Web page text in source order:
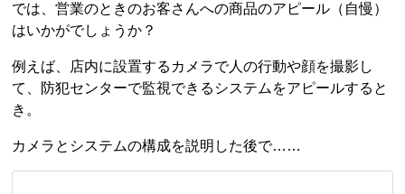
では、営業のときのお客さんへの商品のアピール（自慢）
はいかがでしょうか？
例えば、店内に設置するカメラで人の行動や顔を撮影し
て、防犯センターで監視できるシステムをアピールすると
き。
カメラとシステムの構成を説明した後で……